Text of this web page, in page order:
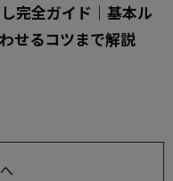
完全ガイド｜基本ル
せるコツまで解説